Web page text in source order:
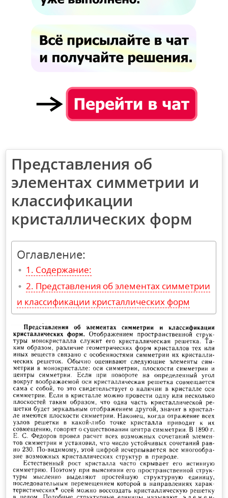
Представления об
элементах симметрии и
классификации
кристаллических форм
Оглавление:
Содержание:
Представления об элементах симметрии
и классификации кристаллических форм